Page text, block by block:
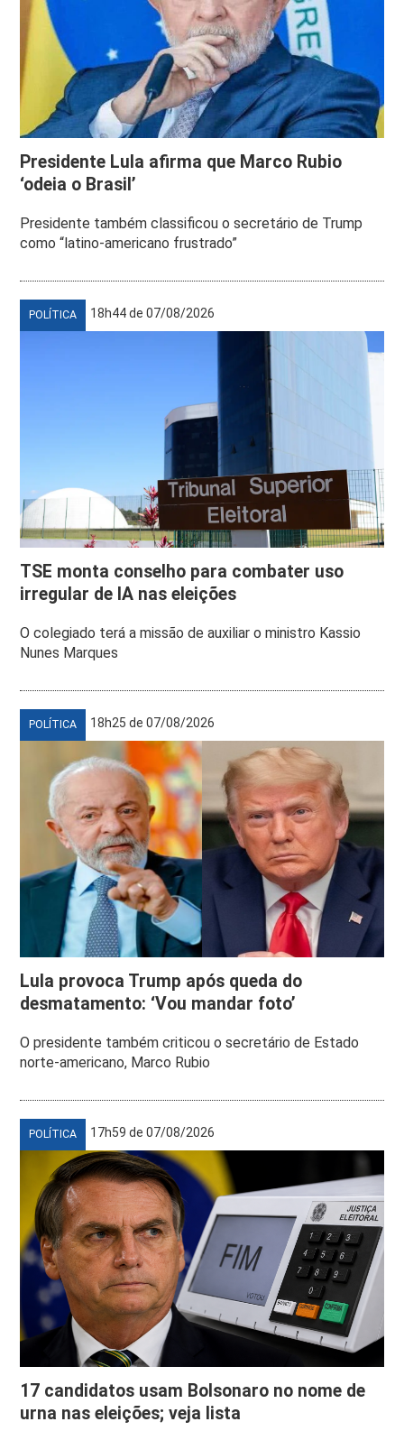
Presidente Lula afirma que Marco Rubio
‘odeia o Brasil’
Presidente também classificou o secretário de Trump
como “latino-americano frustrado”
POLÍTICA 18h44 de 07/08/2026
TSE monta conselho para combater uso
irregular de IA nas eleições
O colegiado terá a missão de auxiliar o ministro Kassio
Nunes Marques
POLÍTICA 18h25 de 07/08/2026
Lula provoca Trump após queda do
desmatamento: ‘Vou mandar foto’
O presidente também criticou o secretário de Estado
norte-americano, Marco Rubio
POLÍTICA 17h59 de 07/08/2026
17 candidatos usam Bolsonaro no nome de
urna nas eleições; veja lista